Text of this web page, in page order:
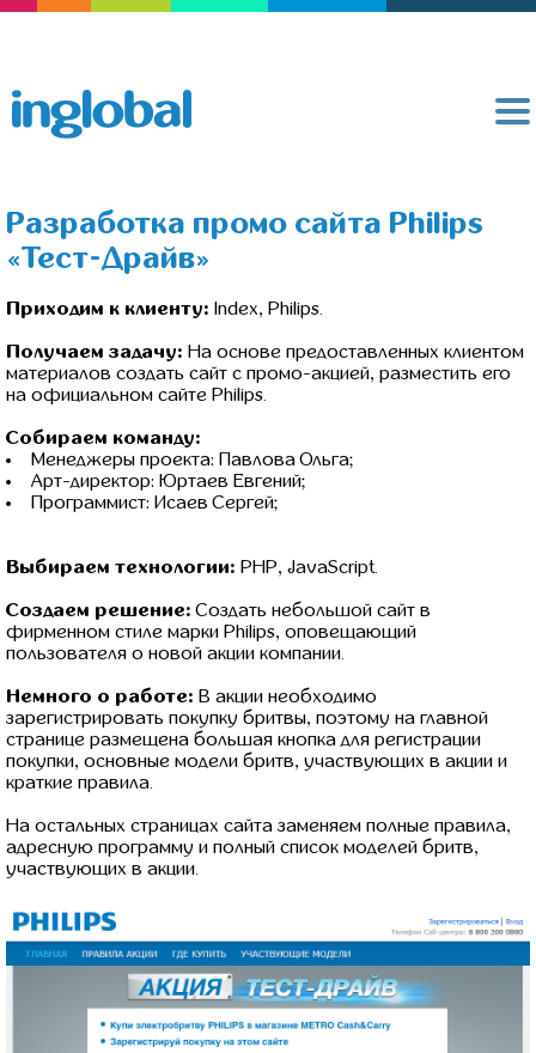
Разработка промо сайта Philips
«Тест-Драйв»
Приходим к клиенту: Index, Philips.
Получаем задачу: На основе предоставленных клиентом
материалов создать сайт с промо-акцией, разместить его
на официальном сайте Philips.
Собираем команду:
Менеджеры проекта: Павлова Ольга;
Арт-директор: Юртаев Евгений;
Программист: Исаев Сергей;
Выбираем технологии: PHP, JavaScript.
Создаем решение: Создать небольшой сайт в
фирменном стиле марки Philips, оповещающий
пользователя о новой акции компании.
Немного о работе: В акции необходимо
зарегистрировать покупку бритвы, поэтому на главной
странице размещена большая кнопка для регистрации
покупки, основные модели бритв, участвующих в акции и
краткие правила.
На остальных страницах сайта заменяем полные правила,
адресную программу и полный список моделей бритв,
участвующих в акции.